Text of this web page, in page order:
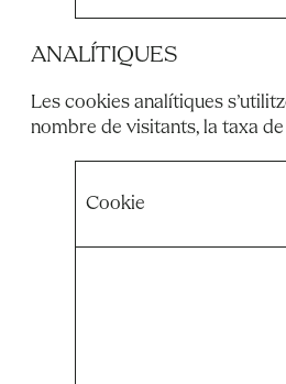
ANALÍTIQUES
Les cookies analítiques
nombre de visitants, la taxa
Cookie